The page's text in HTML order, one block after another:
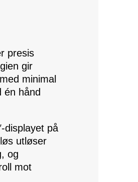
presis
gir
minimal
én hånd
på
utløser
og
mot